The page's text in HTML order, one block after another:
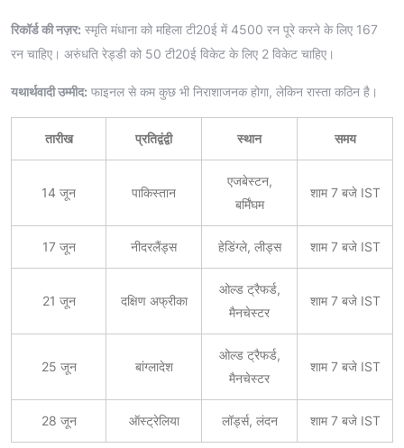
रिकॉर्ड की नज़र: स्मृति मंधाना को महिला टी20ई में 4500 रन पूरे करने के लिए 167
रन चाहिए। अरुंधति रेड्डी को 50 टी20ई विकेट के लिए 2 विकेट चाहिए।
यथार्थवादी उम्मीद: फाइनल से कम कुछ भी निराशाजनक होगा, लेकिन रास्ता कठिन है।
तारीख प्रतिद्वंद्वी स्थान समय
14 जून पाकिस्तान
एजबेस्टन,
बर्मिंघम
शाम 7 बजे IST
17 जून नीदरलैंड्स हेडिंग्ले, लीड्स शाम 7 बजे IST
21 जून दक्षिण अफ्रीका
ओल्ड ट्रैफर्ड,
मैनचेस्टर
शाम 7 बजे IST
25 जून बांग्लादेश
ओल्ड ट्रैफर्ड,
मैनचेस्टर
शाम 7 बजे IST
28 जून ऑस्ट्रेलिया लॉर्ड्स, लंदन शाम 7 बजे IST